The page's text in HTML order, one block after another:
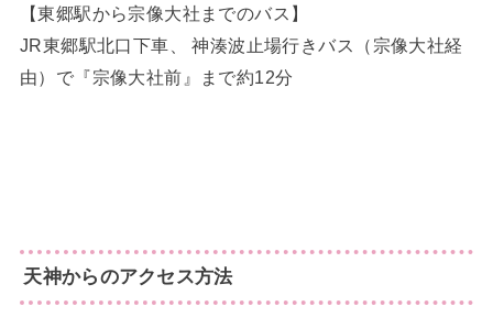
【東郷駅から宗像大社までのバス】
JR東郷駅北口下車、 神湊波止場行きバス（宗像大社経
由）で『宗像大社前』まで約12分
天神からのアクセス方法